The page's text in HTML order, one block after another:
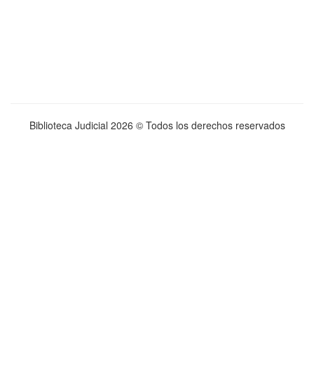
Biblioteca Judicial 2026 © Todos los derechos reservados